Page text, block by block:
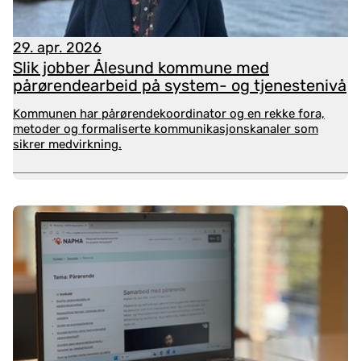
Pårørende har en rekke rettigheter, som gjelder
både i kommunehelsetjenesten og i
spesialisthelsetjenesten.
Som helsepersonell er
det viktig at man har kjennskap til hvilke rettigheter
pårørende har og hvilke plikter tjenestene har.
Pårørenderettighetene er hjemlet i mange ulike
lovverk. Rettighetene omhandler for eksempel
29. apr. 2026
Slik jobber Ålesund kommune med
pårørendearbeid på system- og tjenestenivå
Kommunen har pårørendekoordinator og en rekke fora,
metoder og formaliserte kommunikasjonskanaler som
sikrer medvirkning.